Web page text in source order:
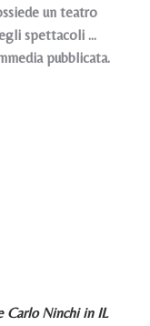
un teatro
spettacoli ...
pubblicata.
Ninchi in IL